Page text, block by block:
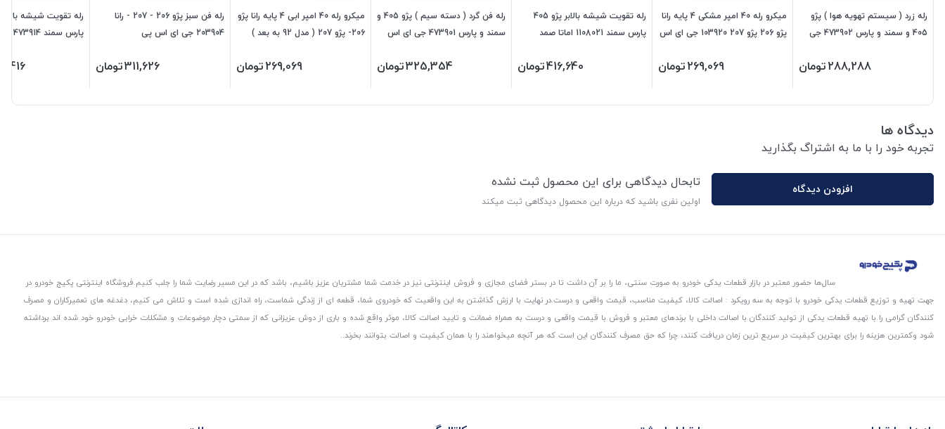
رله زرد ( سیستم تهویه هوا ) پژو
405 و سمند و پارس 473902 جی
288,288تومان
میکرو رله 40 امپر مشکی 4 پایه رانا
پژو 206 پژو 207 103920 جی ای اس
269,069تومان
رله تقویت شیشه بالابر پژو 405
پارس سمند 1108021 اماتا صمد
416,640تومان
رله فن گرد ( دسته سیم ) پژو 405 و
سمند و پارس 473901 جی ای اس
325,354تومان
میکرو رله 40 امپر ابی 4 پایه رانا پژو
206- پژو 207 ( مدل 92 به بعد )
269,069تومان
رله فن سبز پژو 206 - 207 - رانا
203904 جی ای اس پی
311,626تومان
پارس سمند 473914 جی ای اس پی
دیدگاه ها
تجربه خود را با ما به اشتراگ بگذارید
افزودن دیدگاه تابحال دیدگاهی برای این محصول ثبت نشده
اولین نفری باشید که درباره این محصول دیدگاهی ثبت میکند
سال‌ها حضور معتبر در بازار قطعات یدکی خودرو به صورت سنتی، ما را بر آن داشت تا در بستر فضای مجازی و فروش اینترنتی نیز در خدمت شما مشتریان عزیز باشیم، باشد که در این مسیر رضایت شما را جلب کنیم.فروشگاه اینترنتی پکیج خودرو در
جهت تهیه و توزیع قطعات یدکی خودرو با توجه به سه رویکرد : اصالت کالا، کیفیت مناسب، قیمت واقعی و درست.در نهایت با ارزش گذاشتن به این واقعیت که خودروی شما، قطعه ای از زندگی شماست، راه اندازی شده است و تلاش می کنیم، دغدغه های تعمیرکاران و مصرف
کنندگان گرامی را با تهیه قطعات یدکی از تولید کنندگان با اصالت داخلی با برندهای معتبر و فروش با قیمت واقعی و درست به همراه ضمانت و تایید اصالت کالا، موثر واقع شده و باری از دوش عزیزانی که از سمتی دچار موضوعات و مشکلات خرابی خودرو خود شده اند برداشته
شود و‌کمترین هزینه را برای بهترین کیفیت در سریع ترین زمان دریافت کنند، چرا که حق مصرف کنندگان این است که هر آنچه میخواهند را با همان کیفیت و اصالت بتوانند بخرند..